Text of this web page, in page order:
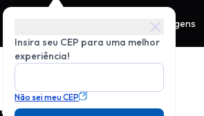
Insira seu CEP para uma melhor
experiência!
Não sei meu CEP
Ferragens